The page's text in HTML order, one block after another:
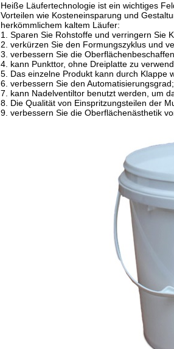
Heiße Läufertechnologie ist ein wichtiges
Vorteilen wie Kosteneinsparung und
herkömmlichem kaltem Läufer:
1. Sparen Sie Rohstoffe und verringern Sie
2. verkürzen Sie den Formungszyklus und
3. verbessern Sie die
4. kann Punkttor, ohne Dreiplatte zu
5. Das einzelne Produkt kann durch Klappe
6. verbessern Sie den Automatisierungsgrad;
7. kann Nadelventiltor benutzt werden, um
8. Die Qualität von Einspritzungsteilen der
9. verbessern Sie die Oberflächenästhetik